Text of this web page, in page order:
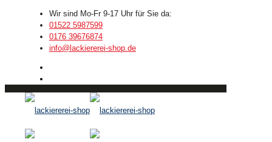
Wir sind Mo-Fr 9-17 Uhr für Sie da:
01522 5987599
0176 39676874
info@lackiererei-shop.de